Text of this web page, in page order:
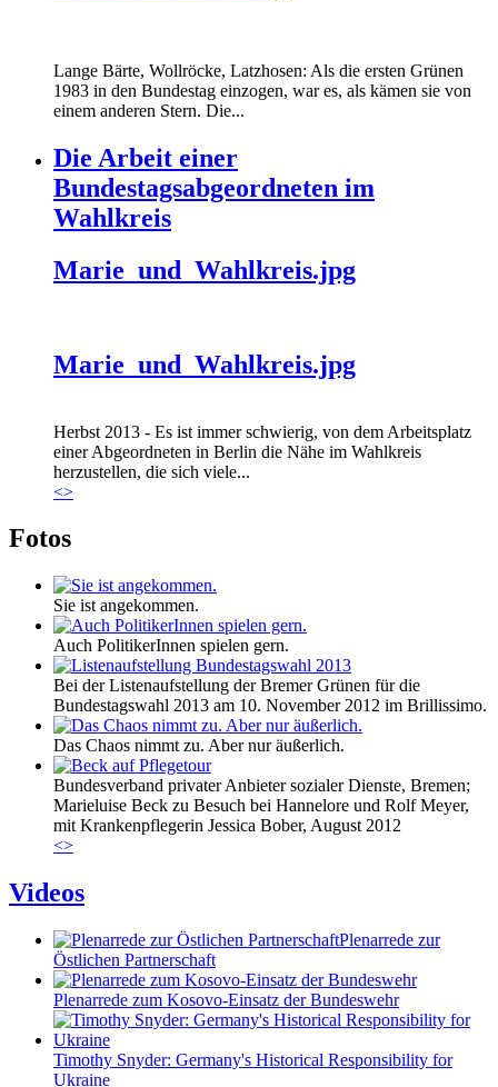
Lange Bärte, Wollröcke, Latzhosen: Als die ersten Grünen
1983 in den Bundestag einzogen, war es, als kämen sie von
einem anderen Stern. Die...
Die Arbeit einer
Bundestagsabgeordneten im
Wahlkreis
Marie_und_Wahlkreis.jpg
Marie_und_Wahlkreis.jpg
Herbst 2013 - Es ist immer schwierig, von dem Arbeitsplatz
einer Abgeordneten in Berlin die Nähe im Wahlkreis
herzustellen, die sich viele...
<>
Fotos
Sie ist angekommen.
Auch PolitikerInnen spielen gern.
Bei der Listenaufstellung der Bremer Grünen für die
Bundestagswahl 2013 am 10. November 2012 im Brillissimo.
Das Chaos nimmt zu. Aber nur äußerlich.
Bundesverband privater Anbieter sozialer Dienste, Bremen;
Marieluise Beck zu Besuch bei Hannelore und Rolf Meyer,
mit Krankenpflegerin Jessica Bober, August 2012
<>
Videos
Plenarrede zur
Östlichen Partnerschaft
Plenarrede zum Kosovo-Einsatz der Bundeswehr
Timothy Snyder: Germany's Historical Responsibility for
Ukraine